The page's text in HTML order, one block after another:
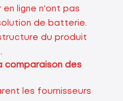
ligne n'ont pas
de batterie.
du produit
comparaison des
les fournisseurs